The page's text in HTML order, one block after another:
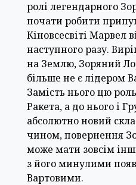
ролі легендарного
почати робити
Кіновсесвіті Марвел
наступного разу.
на Землю, Зоряний
більше не є лідером
Замість нього цю
Ракета, а до нього і
абсолютно новий
чином, повернення
може мати зовсім
з його минулими
Вартовими.